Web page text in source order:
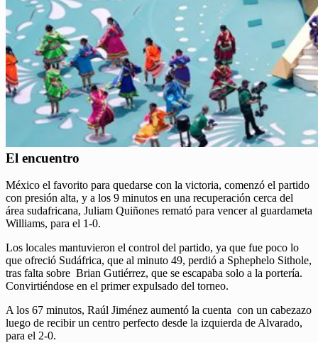
El encuentro
México el favorito para quedarse con la victoria, comenzó el partido
con presión alta, y a los 9 minutos en una recuperación cerca del
área sudafricana, Juliam Quiñones remató para vencer al guardameta
Williams, para el 1-0.
Los locales mantuvieron el control del partido, ya que fue poco lo
que ofreció Sudáfrica, que al minuto 49, perdió a Sphephelo Sithole,
tras falta sobre Brian Gutiérrez, que se escapaba solo a la portería.
Convirtiéndose en el primer expulsado del torneo.
A los 67 minutos, Raúl Jiménez aumentó la cuenta con un cabezazo
luego de recibir un centro perfecto desde la izquierda de Alvarado,
para el 2-0.